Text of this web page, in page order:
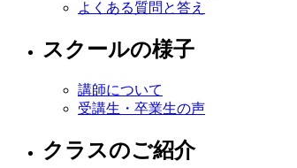
よくある質問と答え
スクールの様子
講師について
受講生・卒業生の声
クラスのご紹介